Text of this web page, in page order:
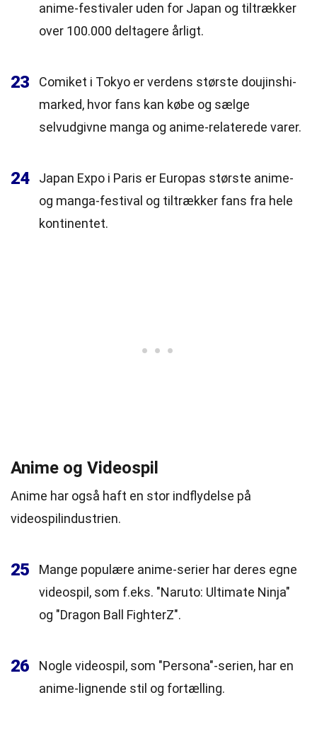
anime-festivaler uden for Japan og tiltrækker
over 100.000 deltagere årligt.
23
Comiket i Tokyo er verdens største doujinshi-
marked, hvor fans kan købe og sælge
selvudgivne manga og anime-relaterede varer.
24
Japan Expo i Paris er Europas største anime-
og manga-festival og tiltrækker fans fra hele
kontinentet.
Anime og Videospil
Anime har også haft en stor indflydelse på
videospilindustrien.
25
Mange populære anime-serier har deres egne
videospil, som f.eks. "Naruto: Ultimate Ninja"
og "Dragon Ball FighterZ".
26
Nogle videospil, som "Persona"-serien, har en
anime-lignende stil og fortælling.